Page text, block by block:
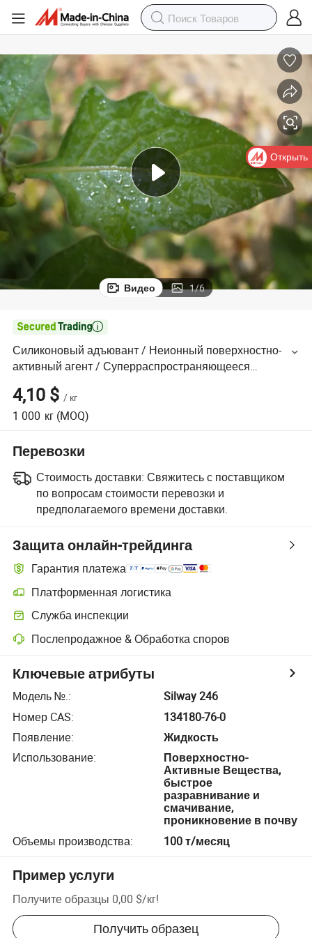
Видео 1/6

Силиконовый адъювант / Неионный поверхностно-
активный агент / Суперраспространяющееся
добавление пестицида
4,10 $ / кг
1 000 кг (MOQ)
Перевозки
Стоимость доставки: Свяжитесь с поставщиком
по вопросам стоимости перевозки и
предполагаемого времени доставки.
Защита онлайн-трейдинга
Гарантия платежа
Платформенная логистика
Служба инспекции
Послепродажное & Обработка споров
Ключевые атрибуты
Модель №.:
Silway 246
Номер CAS:
134180-76-0
Появление:
Жидкость
Использование:
Поверхностно-
Активные Вещества,
быстрое
разравнивание и
смачивание,
проникновение в почву
Объемы производства: 100 т/месяц
Пример услуги
Получите образцы 0,00 $/кг!
Получить образец
Открыть